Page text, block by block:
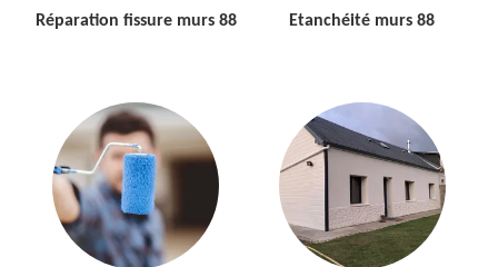
Réparation fissure murs 88 Etanchéité murs 88